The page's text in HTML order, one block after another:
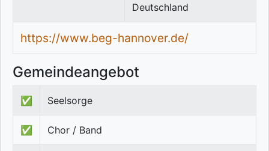
Deutschland
https://www.beg-hannover.de/
Gemeindeangebot
✅ Seelsorge
✅ Chor / Band